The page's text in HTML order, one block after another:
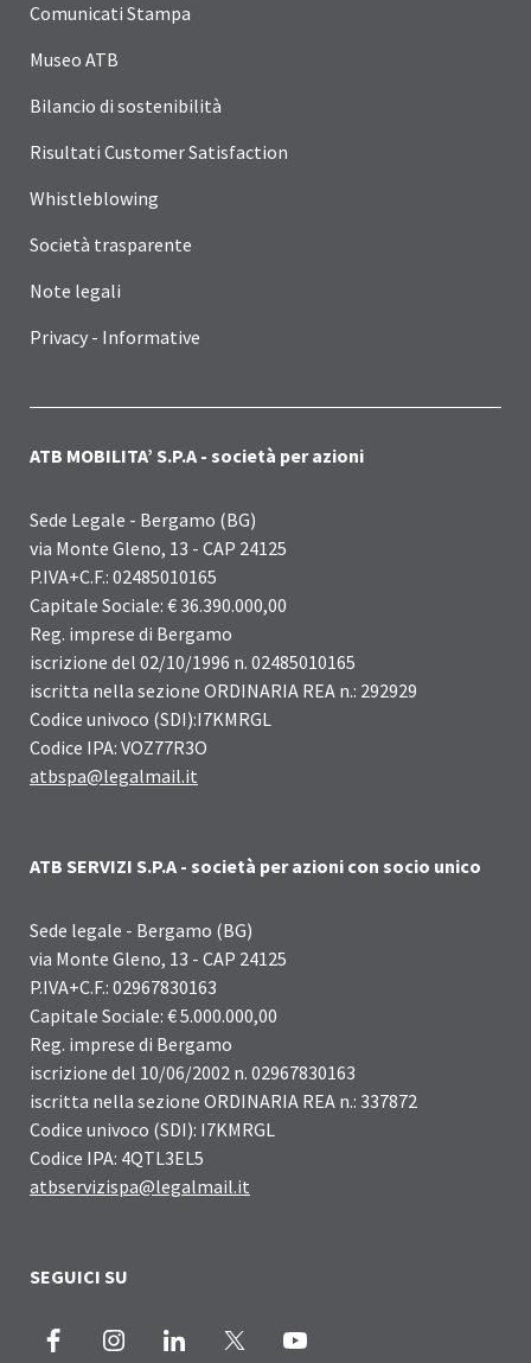
Comunicati Stampa
Museo ATB
Bilancio di sostenibilità
Risultati Customer Satisfaction
Whistleblowing
Società trasparente
Note legali
Privacy - Informative
ATB MOBILITA’ S.P.A - società per azioni
Sede Legale - Bergamo (BG)
via Monte Gleno, 13 - CAP 24125
P.IVA+C.F.: 02485010165
Capitale Sociale: € 36.390.000,00
Reg. imprese di Bergamo
iscrizione del 02/10/1996 n. 02485010165
iscritta nella sezione ORDINARIA REA n.: 292929
Codice univoco (SDI):I7KMRGL
Codice IPA: VOZ77R3O
atbspa@legalmail.it
ATB SERVIZI S.P.A - società per azioni con socio unico
Sede legale - Bergamo (BG)
via Monte Gleno, 13 - CAP 24125
P.IVA+C.F.: 02967830163
Capitale Sociale: € 5.000.000,00
Reg. imprese di Bergamo
iscrizione del 10/06/2002 n. 02967830163
iscritta nella sezione ORDINARIA REA n.: 337872
Codice univoco (SDI): I7KMRGL
Codice IPA: 4QTL3EL5
atbservizispa@legalmail.it
SEGUICI SU
Facebook InstagramLinkedIn